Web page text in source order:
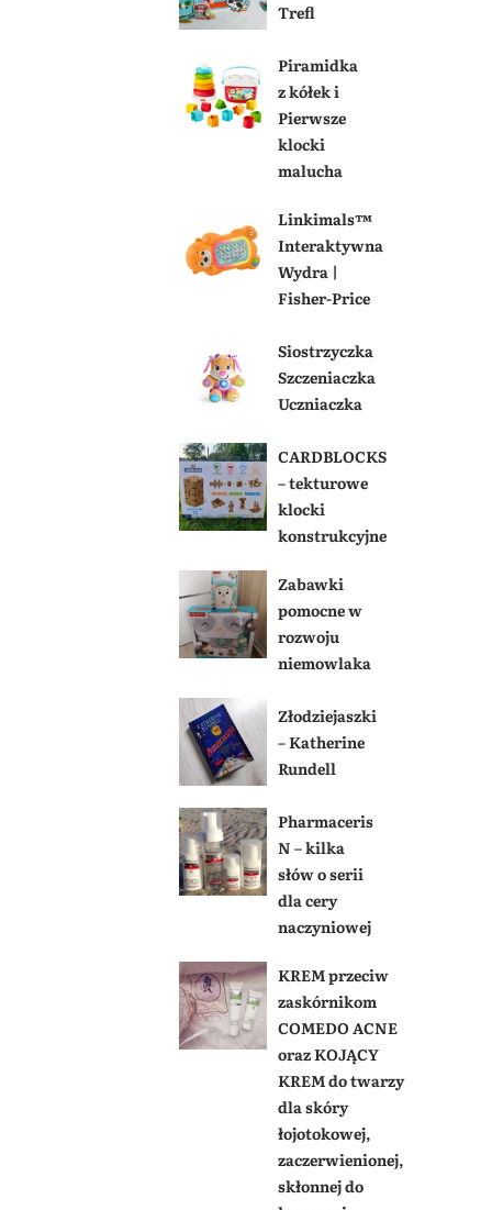
Trefl
Piramidka
z kółek i
Pierwsze
klocki
malucha
Linkimals™
Interaktywna
Wydra |
Fisher-Price
Siostrzyczka
Szczeniaczka
Uczniaczka
CARDBLOCKS
– tekturowe
klocki
konstrukcyjne
Zabawki
pomocne w
rozwoju
niemowlaka
Złodziejaszki
– Katherine
Rundell
Pharmaceris
N – kilka
słów o serii
dla cery
naczyniowej
KREM przeciw
zaskórnikom
COMEDO ACNE
oraz KOJĄCY
KREM do twarzy
dla skóry
łojotokowej,
zaczerwienionej,
skłonnej do